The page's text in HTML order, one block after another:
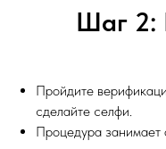
Шаг 2:
Пройдите
сделайте селфи.
Процедура занимает